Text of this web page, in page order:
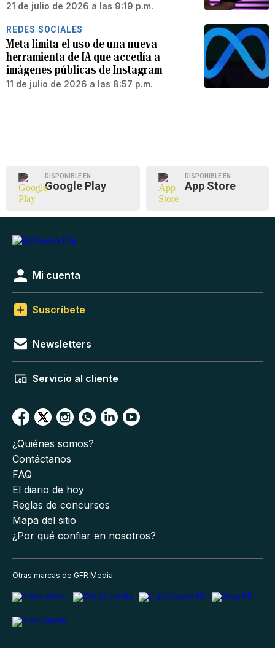
21 de julio de 2026 a las 9:19 p.m.
REDES SOCIALES
Meta limita el uso de una nueva
herramienta de IA que accedía a
imágenes públicas de Instagram
11 de julio de 2026 a las 8:57 p.m.
DISPONIBLE EN
Google Play
DISPONIBLE EN
App Store
Mi cuenta
Suscríbete
Newsletters
Servicio al cliente
¿Quiénes somos?
Contáctanos
FAQ
El diario de hoy
Reglas de concursos
Mapa del sitio
¿Por qué confiar en nosotros?
Otras marcas de GFR Media